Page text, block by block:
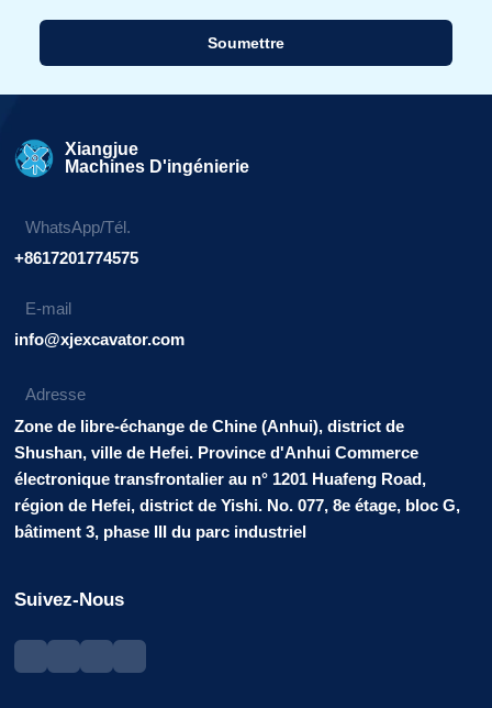
Soumettre
Xiangjue
Machines D'ingénierie
WhatsApp/Tél.
+8617201774575
E-mail
info@xjexcavator.com
Adresse
Zone de libre-échange de Chine (Anhui), district de
Shushan, ville de Hefei. Province d'Anhui Commerce
électronique transfrontalier au n° 1201 Huafeng Road,
région de Hefei, district de Yishi. No. 077, 8e étage, bloc G,
bâtiment 3, phase III du parc industriel
Suivez-Nous